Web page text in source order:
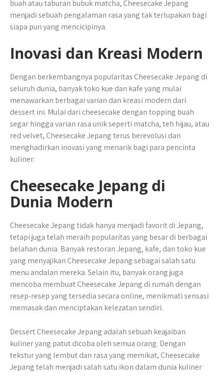
buah atau taburan bubuk matcha, Cheesecake Jepang
menjadi sebuah pengalaman rasa yang tak terlupakan bagi
siapa pun yang mencicipinya.
Inovasi dan Kreasi Modern
Dengan berkembangnya popularitas Cheesecake Jepang di
seluruh dunia, banyak toko kue dan kafe yang mulai
menawarkan berbagai varian dan kreasi modern dari
dessert ini. Mulai dari cheesecake dengan topping buah
segar hingga varian rasa unik seperti matcha, teh hijau, atau
red velvet, Cheesecake Jepang terus berevolusi dan
menghadirkan inovasi yang menarik bagi para pencinta
kuliner.
Cheesecake Jepang di
Dunia Modern
Cheesecake Jepang tidak hanya menjadi favorit di Jepang,
tetapi juga telah meraih popularitas yang besar di berbagai
belahan dunia. Banyak restoran Jepang, kafe, dan toko kue
yang menyajikan Cheesecake Jepang sebagai salah satu
menu andalan mereka. Selain itu, banyak orang juga
mencoba membuat Cheesecake Jepang di rumah dengan
resep-resep yang tersedia secara online, menikmati sensasi
memasak dan menciptakan kelezatan sendiri.
Dessert Cheesecake Jepang adalah sebuah keajaiban
kuliner yang patut dicoba oleh semua orang. Dengan
tekstur yang lembut dan rasa yang memikat, Cheesecake
Jepang telah menjadi salah satu ikon dalam dunia kuliner